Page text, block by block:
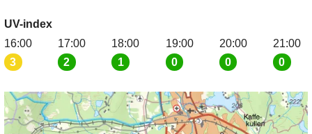
UV-index
16:00
3
17:00
2
18:00
1
19:00
0
20:00
0
21:00
0